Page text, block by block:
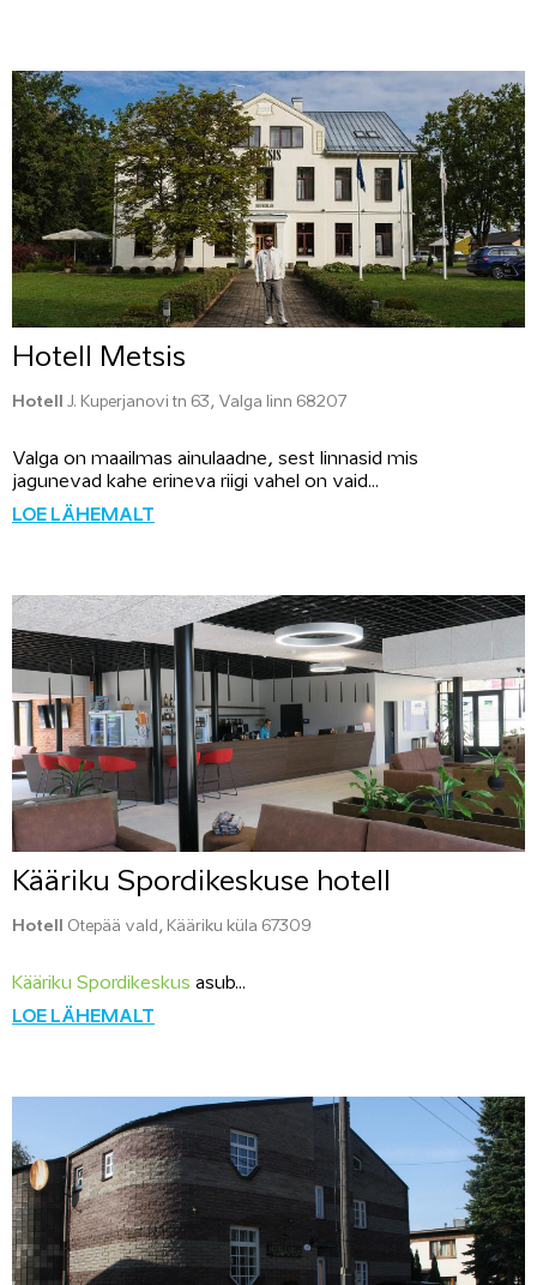
Hotell Metsis
Hotell J. Kuperjanovi tn 63, Valga linn 68207
Valga on maailmas ainulaadne, sest linnasid mis
jagunevad kahe erineva riigi vahel on vaid...
LOE LÄHEMALT
Kääriku Spordikeskuse hotell
Hotell Otepää vald, Kääriku küla 67309
Kääriku Spordikeskus asub...
LOE LÄHEMALT